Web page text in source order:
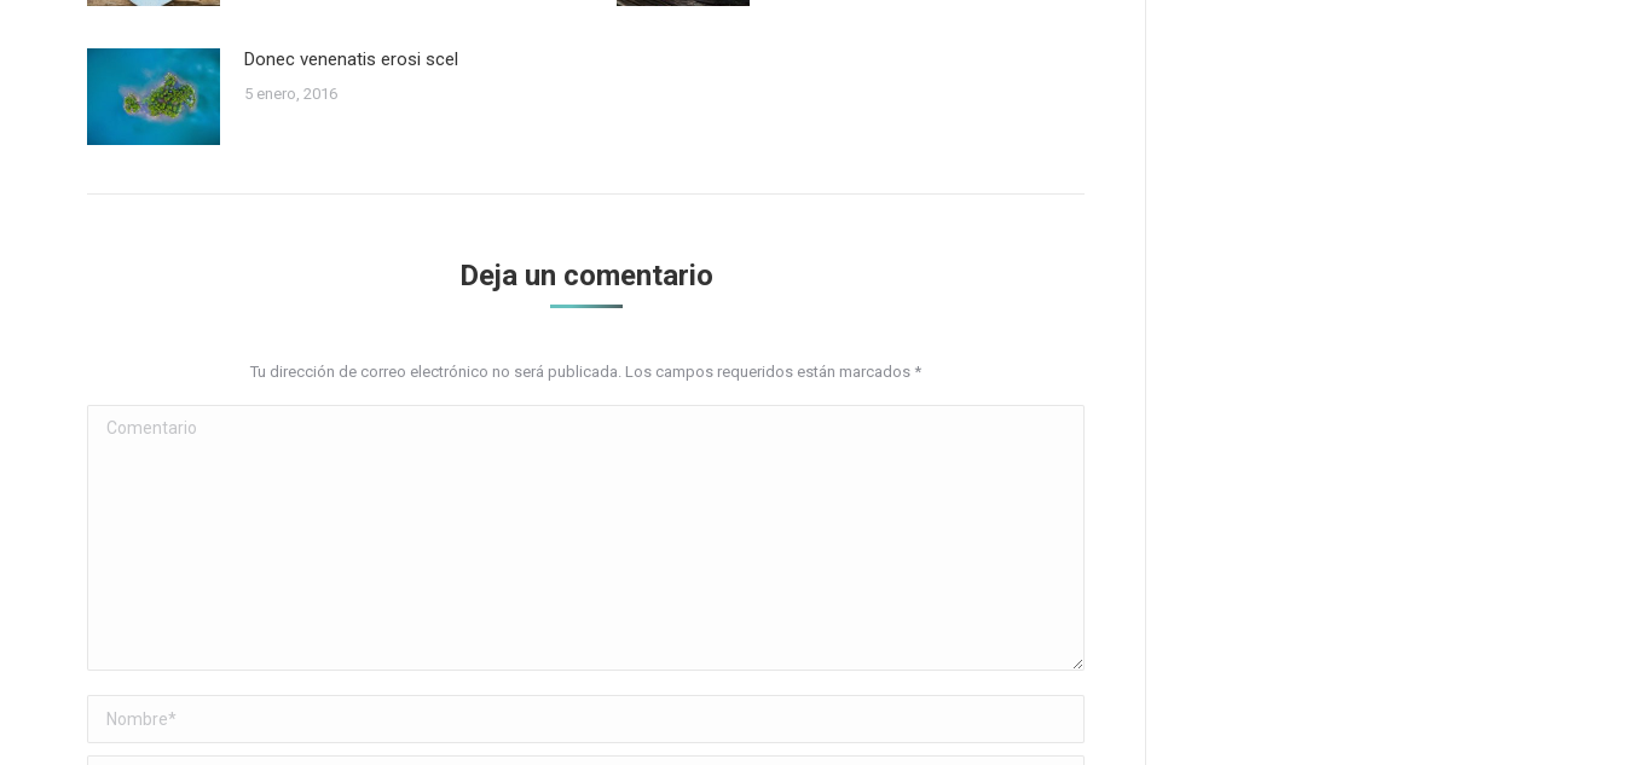
Donec venenatis erosi scel
5 enero, 2016
Deja un comentario
Tu dirección de correo electrónico no será publicada. Los campos requeridos están marcados *
Comentario
Nombre *